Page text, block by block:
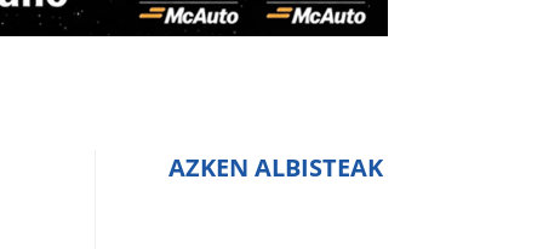
AZKEN ALBISTEAK